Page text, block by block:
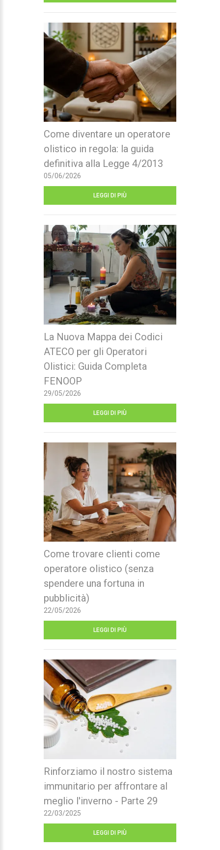
Come diventare un operatore
olistico in regola: la guida
definitiva alla Legge 4/2013
05/06/2026
LEGGI DI PIÙ
La Nuova Mappa dei Codici
ATECO per gli Operatori
Olistici: Guida Completa
FENOOP
29/05/2026
LEGGI DI PIÙ
Come trovare clienti come
operatore olistico (senza
spendere una fortuna in
pubblicità)
22/05/2026
LEGGI DI PIÙ
Rinforziamo il nostro sistema
immunitario per affrontare al
meglio l'inverno - Parte 29
22/03/2025
LEGGI DI PIÙ